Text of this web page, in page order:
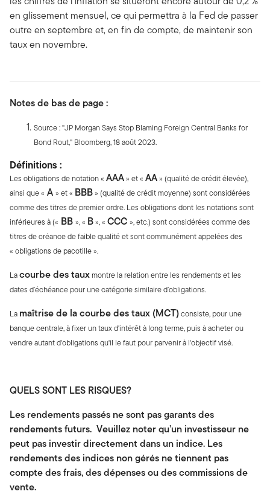
en glissement mensuel, ce qui permettra à la Fed de passer
outre en septembre et, en fin de compte, de maintenir son
taux en novembre.
Notes de bas de page :
Source : ''JP Morgan Says Stop Blaming Foreign Central Banks for
Bond Rout,'' Bloomberg, 18 août 2023.
Définitions :
Les obligations de notation « AAA» et « AA» (qualité de crédit élevée),
ainsi que « A » et « BBB» (qualité de crédit moyenne) sont considérées
comme des titres de premier ordre. Les obligations dont les notations sont
inférieures à (« BB », « B», « CCC », etc.) sont considérées comme des
titres de créance de faible qualité et sont communément appelées des
« obligations de pacotille ».
Lacourbe des taux montre la relation entre les rendements et les
dates d’échéance pour une catégorie similaire d’obligations.
La maîtrise de la courbe des taux (MCT)consiste, pour une
banque centrale, à fixer un taux d'intérêt à long terme, puis à acheter ou
vendre autant d'obligations qu'il le faut pour parvenir à l'objectif visé.
QUELS SONT LES RISQUES?
Les rendements passés ne sont pas garants des
rendements futurs. Veuillez noter qu’un investisseur ne
peut pas investir directement dans un indice. Les
rendements des indices non gérés ne tiennent pas
compte des frais, des dépenses ou des commissions de
vente.